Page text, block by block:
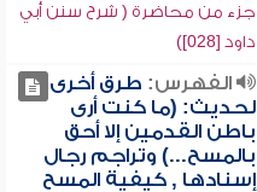
جزء من محاضرة ( شرح سنن أبي
داود [028])
الفهرس: طرق أخرى
لحديث: (ما كنت أرى
باطن القدمين إلا أحق
بالمسح...) وتراجم رجال
إسنادها , كيفية المسح